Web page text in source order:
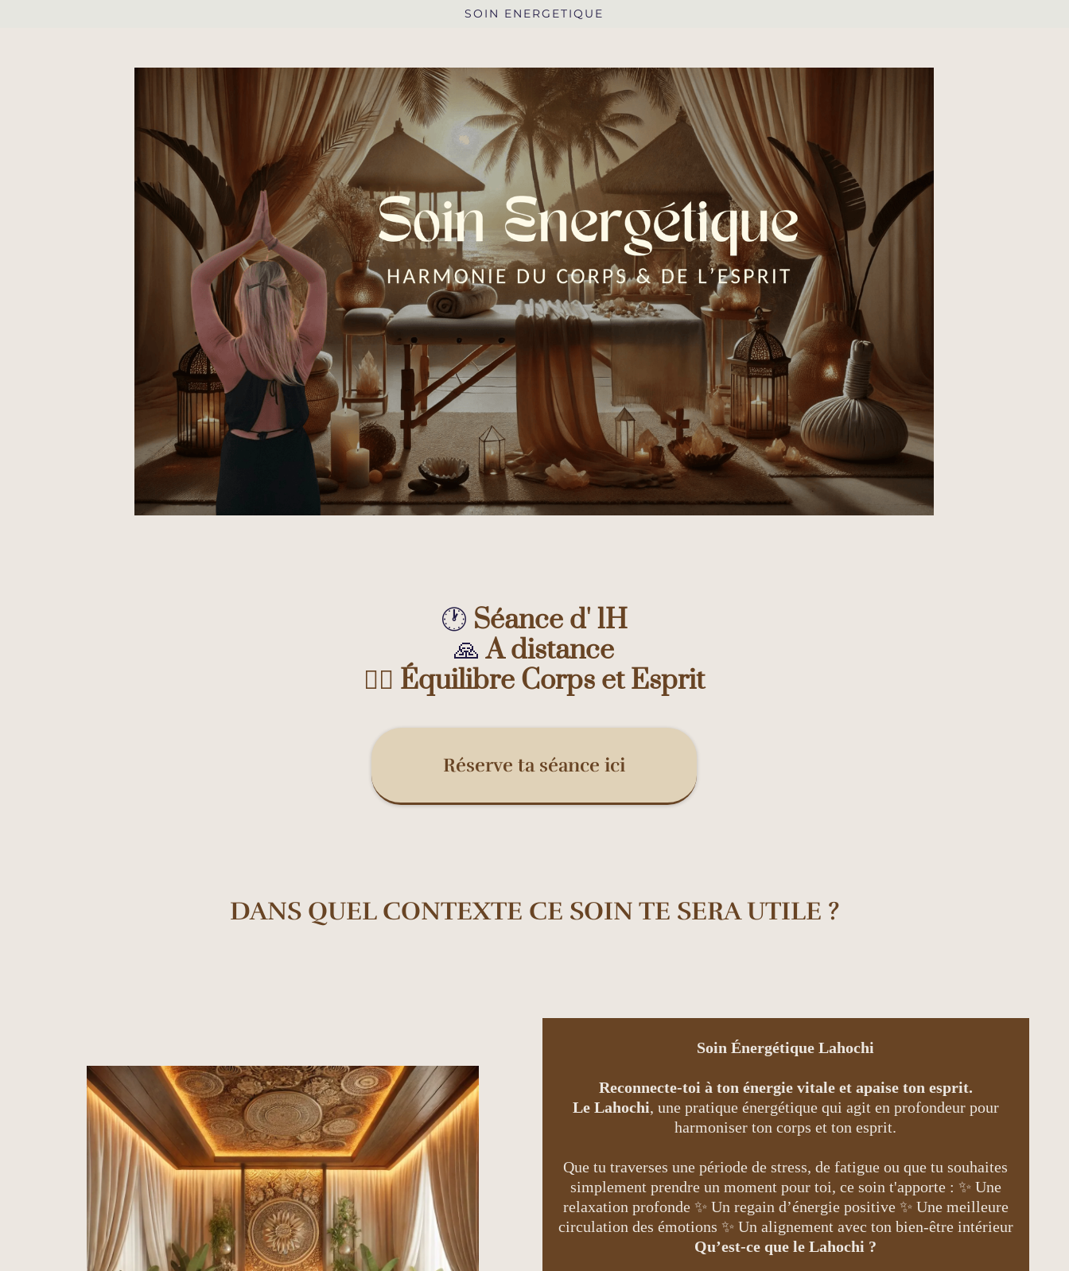
SOIN ENERGETIQUE
🕐 Séance d' 1H
🙏A distance
🧘‍♀️ Équilibre Corps et Esprit
Réserve ta séance ici
DANS QUEL CONTEXTE CE SOIN TE SERA UTILE ?
Soin Énergétique Lahochi
Reconnecte-toi à ton énergie vitale et apaise ton esprit.
Le Lahochi, une pratique énergétique qui agit en profondeur pour
harmoniser ton corps et ton esprit.
Que tu traverses une période de stress, de fatigue ou que tu souhaites
simplement prendre un moment pour toi, ce soin t'apporte : ✨ Une
relaxation profonde ✨ Un regain d’énergie positive ✨ Une meilleure
circulation des émotions ✨ Un alignement avec ton bien-être intérieur
Qu’est-ce que le Lahochi ?